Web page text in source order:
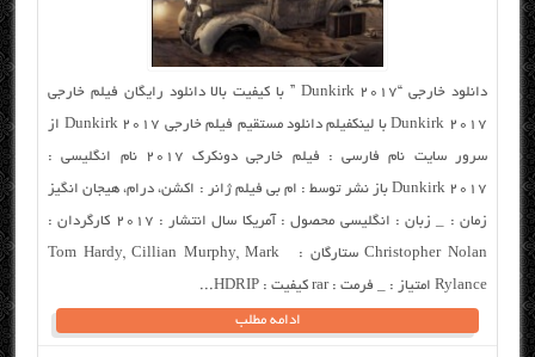
دانلود خارجی “Dunkirk 2017 ” با کیفیت بالا دانلود رایگان فیلم خارجی
Dunkirk 2017 با لینکفیلم دانلود مستقیم فیلم خارجی Dunkirk 2017 از
سرور سایت نام فارسی : فیلم خارجی دونکرک ۲۰۱۷ نام انگلیسی :
Dunkirk 2017 باز نشر توسط : ام بی فیلم ژانر : اکشن، درام، هیجان انگیز
زمان : _ زبان : انگلیسی محصول : آمریکا سال انتشار : ۲۰۱۷ کارگردان :
Christopher Nolan ستارگان : Tom Hardy, Cillian Murphy, Mark
Rylance امتیاز : _ فرمت : rar کیفیت : HDRIP...
ادامه مطلب